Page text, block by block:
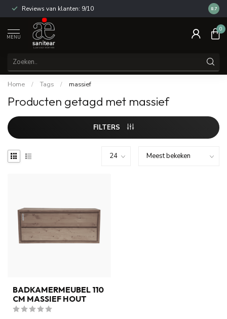
Reviews van klanten: 9/10 14
8.7
MENU
0
Home / Tags / massief
Producten getagd met massief
FILTERS
BADKAMERMEUBEL 110
CM MASSIEF HOUT